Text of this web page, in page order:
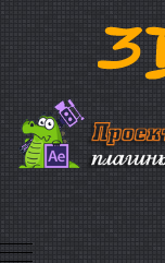
Mobile Menu